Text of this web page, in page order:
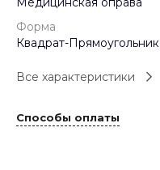
Форма
Квадрат-Прямоугольник
Все характеристики
Способы оплаты